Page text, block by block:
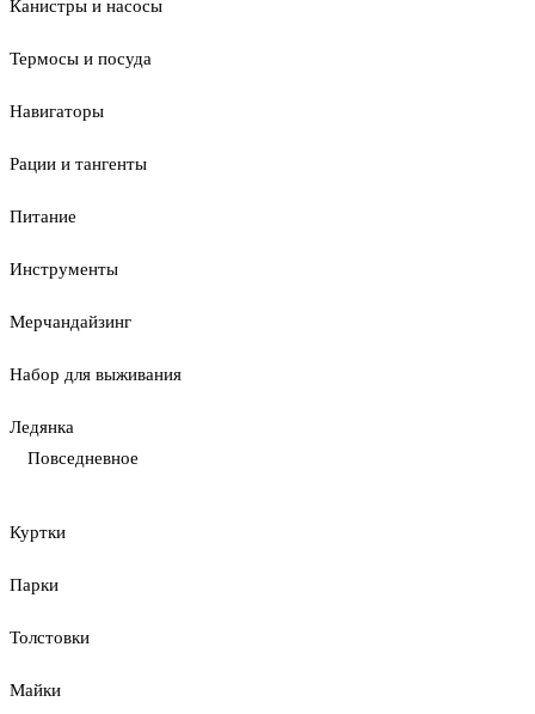
Канистры и насосы
Термосы и посуда
Навигаторы
Рации и тангенты
Питание
Инструменты
Мерчандайзинг
Набор для выживания
Ледянка
Повседневное
Куртки
Парки
Толстовки
Майки